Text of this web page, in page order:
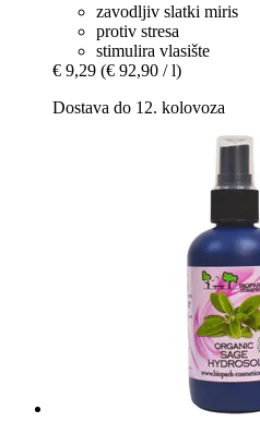
zavodljiv slatki miris
protiv stresa
stimulira vlasište
€ 9,29 (€ 92,90 / l)
Dostava do 12. kolovoza